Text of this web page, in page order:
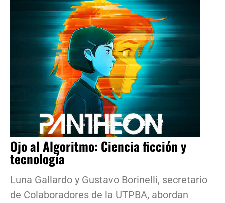
Ojo al Algoritmo: Ciencia ficción y
tecnología
Luna Gallardo y Gustavo Borinelli, secretario
de Colaboradores de la UTPBA, abordan